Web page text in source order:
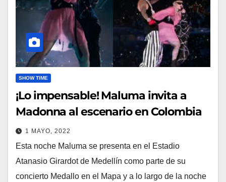
SHOW TIME
¡Lo impensable! Maluma invita a
Madonna al escenario en Colombia
1 MAYO, 2022
Esta noche Maluma se presenta en el Estadio
Atanasio Girardot de Medellín como parte de su
concierto Medallo en el Mapa y a lo largo de la noche